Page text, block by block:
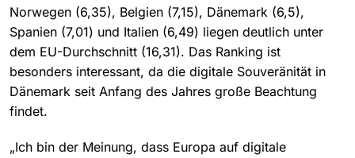
Norwegen (6,35), Belgien (7,15), Dänemark (6,5),
Spanien (7,01) und Italien (6,49) liegen deutlich unter
dem EU-Durchschnitt (16,31). Das Ranking ist
besonders interessant, da die digitale Souveränität in
Dänemark seit Anfang des Jahres große Beachtung
findet.
„Ich bin der Meinung, dass Europa auf digitale